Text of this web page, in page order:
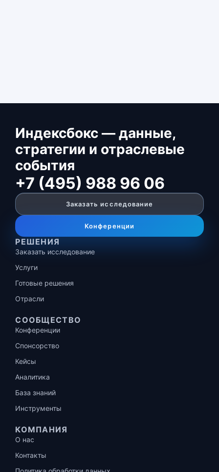
Индексбокс — данные,
стратегии и отраслевые
события
+7 (495) 988 96 06
Заказать исследование
Конференции
РЕШЕНИЯ
Заказать исследование
Услуги
Готовые решения
Отрасли
СООБЩЕСТВО
Конференции
Спонсорство
Кейсы
Аналитика
База знаний
Инструменты
КОМПАНИЯ
О нас
Контакты